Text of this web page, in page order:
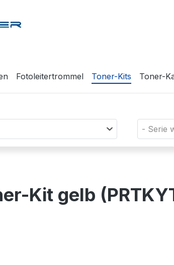
Fotoleitertrommel Toner-Kits Toner-
- Serie
Kit gelb